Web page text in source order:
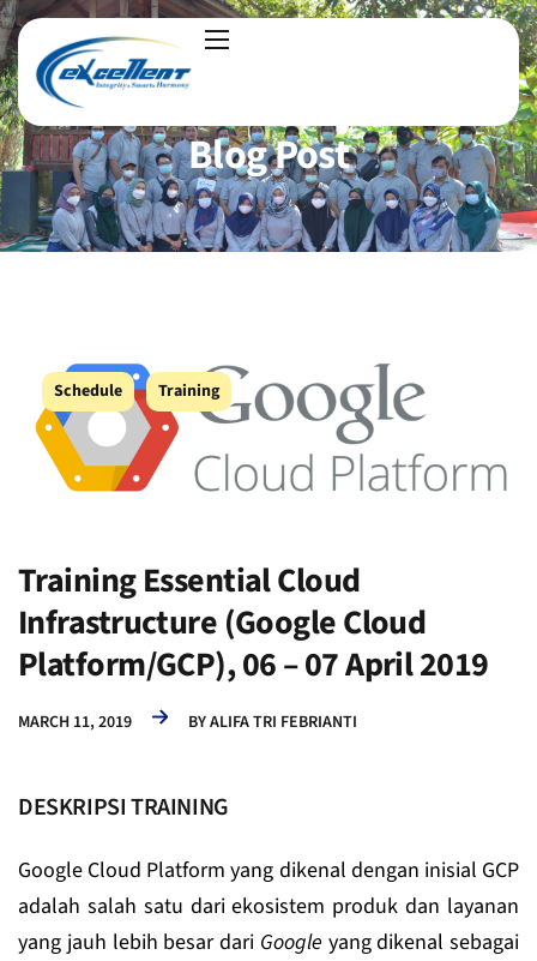
Blog Post
Schedule Training
Training Essential Cloud
Infrastructure (Google Cloud
Platform/GCP), 06 – 07 April 2019
MARCH 11, 2019 BYALIFA TRI FEBRIANTI
DESKRIPSI TRAINING
Google Cloud Platform yang dikenal dengan inisial GCP
adalah salah satu dari ekosistem produk dan layanan
yang jauh lebih besar dari Google yang dikenal sebagai